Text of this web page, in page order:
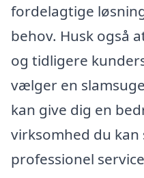
fordelagtige
behov. Husk også
og tidligere
vælger en
kan give dig en
virksomhed du
professionel